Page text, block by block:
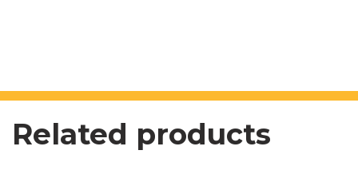
Related products